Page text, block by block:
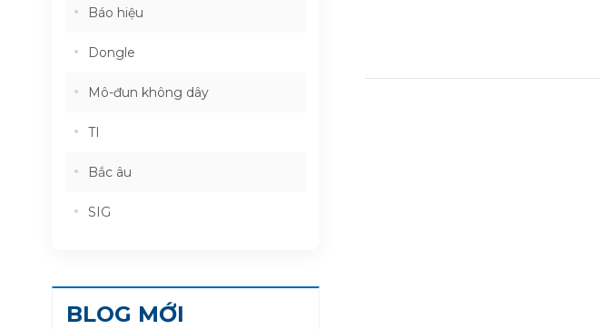
Báo hiệu
Dongle
Mô-đun không dây
TI
Bắc âu
SIG
BLOG MỚI